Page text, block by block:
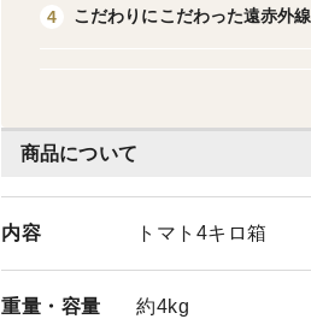
商品について
内容 トマト4キロ箱
重量・ 容量 約4kg
4
こだわりにこだわった遠赤外